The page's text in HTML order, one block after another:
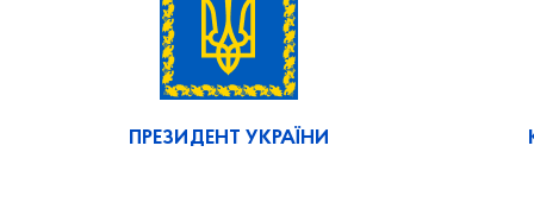
ПРЕЗИДЕНТ УКРАЇНИ